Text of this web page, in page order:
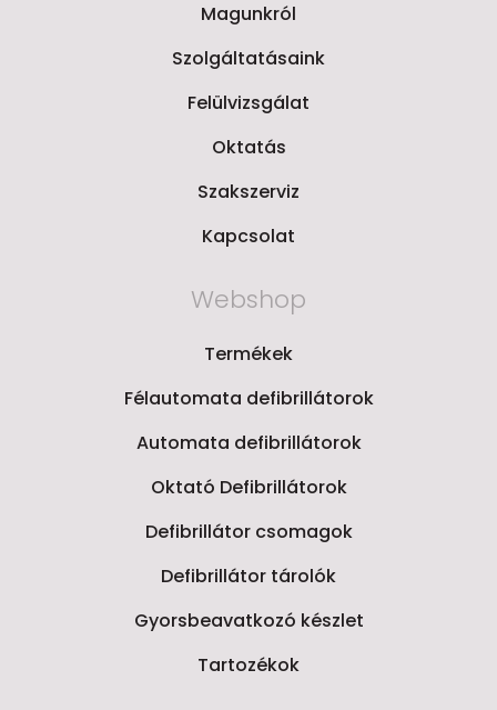
Magunkról
Szolgáltatásaink
Felülvizsgálat
Oktatás
Szakszerviz
Kapcsolat
Webshop
Termékek
Félautomata defibrillátorok
Automata defibrillátorok
Oktató Defibrillátorok
Defibrillátor csomagok
Defibrillátor tárolók
Gyorsbeavatkozó készlet
Tartozékok